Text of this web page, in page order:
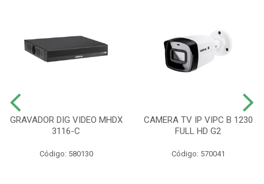
GRAVADOR DIG VIDEO MHDX
3116-C
Código: 580130
CAMERA TV IP VIPC B 1230
FULL HD G2
Código: 570041